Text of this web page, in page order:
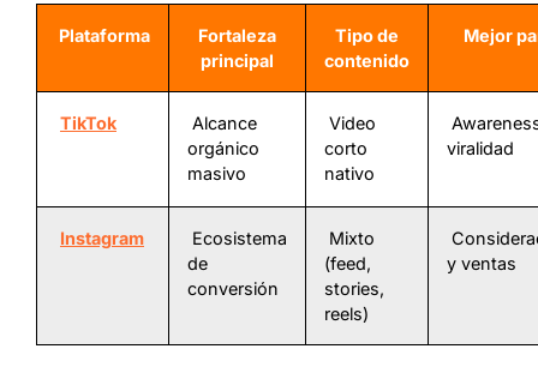
Plataforma
Fortaleza
principal
Tipo de
contenido
Mejor
TikTok
Alcance
orgánico
masivo
Video
corto
nativo
viralidad
Instagram
Ecosistema
de
conversión
Mixto
(feed,
stories,
reels)
y ventas